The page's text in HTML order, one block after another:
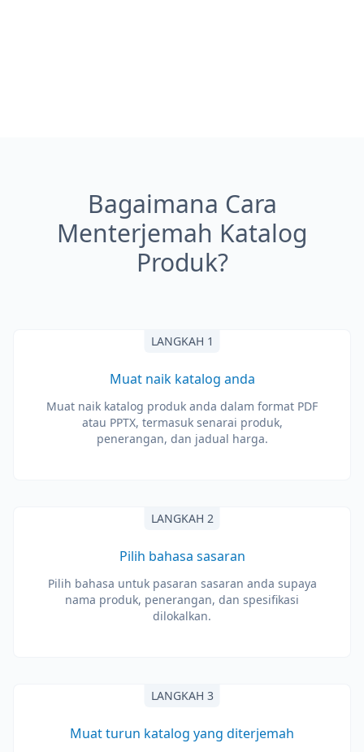
Bagaimana Cara
Menterjemah Katalog
Produk?
LANGKAH 1
Muat naik katalog anda
Muat naik katalog produk anda dalam format PDF
atau PPTX, termasuk senarai produk,
penerangan, dan jadual harga.
LANGKAH 2
Pilih bahasa sasaran
Pilih bahasa untuk pasaran sasaran anda supaya
nama produk, penerangan, dan spesifikasi
dilokalkan.
LANGKAH 3
Muat turun katalog yang diterjemah